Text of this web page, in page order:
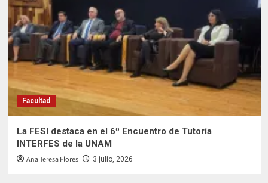
Facultad
La FESI destaca en el 6º Encuentro de Tutoría
INTERFES de la UNAM
Ana Teresa Flores 3 julio, 2026